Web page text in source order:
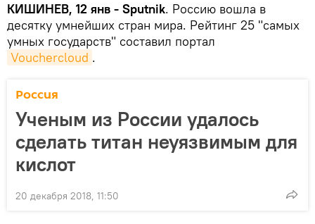
КИШИНЕВ, 12 янв - Sputnik. Россию вошла в
десятку умнейших стран мира. Рейтинг 25 "самых
умных государств" составил портал
Vouchercloud .
Россия
Ученым из России удалось
сделать титан неуязвимым для
кислот
20 декабря 2018, 11:50